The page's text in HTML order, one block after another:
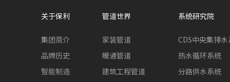
关于保利
集团简介
品牌历史
智能制造
管道世界
家装管道
暖通管道
建筑工程管道
系统研究院
CDS中央集排
热水循环系统
分路供水系统